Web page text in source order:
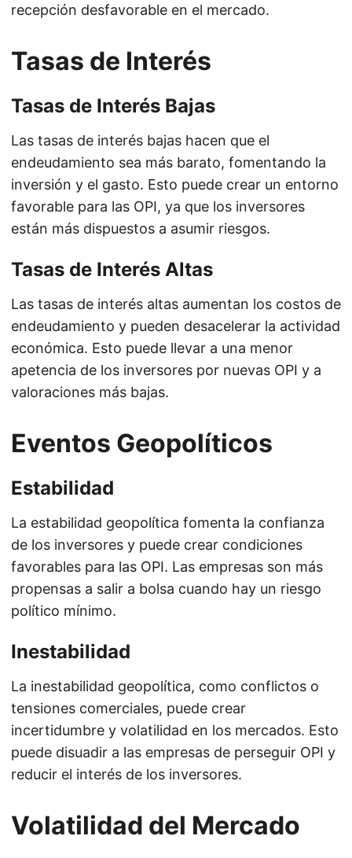
recepción desfavorable en el mercado.
Tasas de Interés
Tasas de Interés Bajas
Las tasas de interés bajas hacen que el
endeudamiento sea más barato, fomentando la
inversión y el gasto. Esto puede crear un entorno
favorable para las OPI, ya que los inversores
están más dispuestos a asumir riesgos.
Tasas de Interés Altas
Las tasas de interés altas aumentan los costos de
endeudamiento y pueden desacelerar la actividad
económica. Esto puede llevar a una menor
apetencia de los inversores por nuevas OPI y a
valoraciones más bajas.
Eventos Geopolíticos
Estabilidad
La estabilidad geopolítica fomenta la confianza
de los inversores y puede crear condiciones
favorables para las OPI. Las empresas son más
propensas a salir a bolsa cuando hay un riesgo
político mínimo.
Inestabilidad
La inestabilidad geopolítica, como conflictos o
tensiones comerciales, puede crear
incertidumbre y volatilidad en los mercados. Esto
puede disuadir a las empresas de perseguir OPI y
reducir el interés de los inversores.
Volatilidad del Mercado